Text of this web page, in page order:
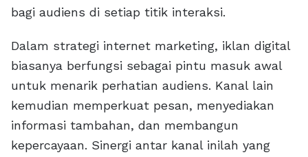
bagi audiens di setiap titik interaksi.
Dalam strategi internet marketing, iklan digital
biasanya berfungsi sebagai pintu masuk awal
untuk menarik perhatian audiens. Kanal lain
kemudian memperkuat pesan, menyediakan
informasi tambahan, dan membangun
kepercayaan. Sinergi antar kanal inilah yang